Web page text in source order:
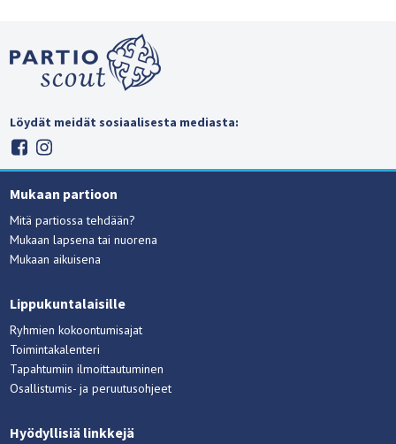
Löydät meidät sosiaalisesta mediasta:
Mukaan partioon
Mitä partiossa tehdään?
Mukaan lapsena tai nuorena
Mukaan aikuisena
Lippukuntalaisille
Ryhmien kokoontumisajat
Toimintakalenteri
Tapahtumiin ilmoittautuminen
Osallistumis- ja peruutusohjeet
Hyödyllisiä linkkejä